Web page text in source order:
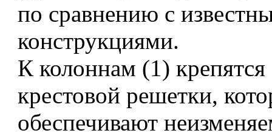
по сравнению с
конструкциями.
К колоннам (1)
крестовой решетки,
обеспечивают